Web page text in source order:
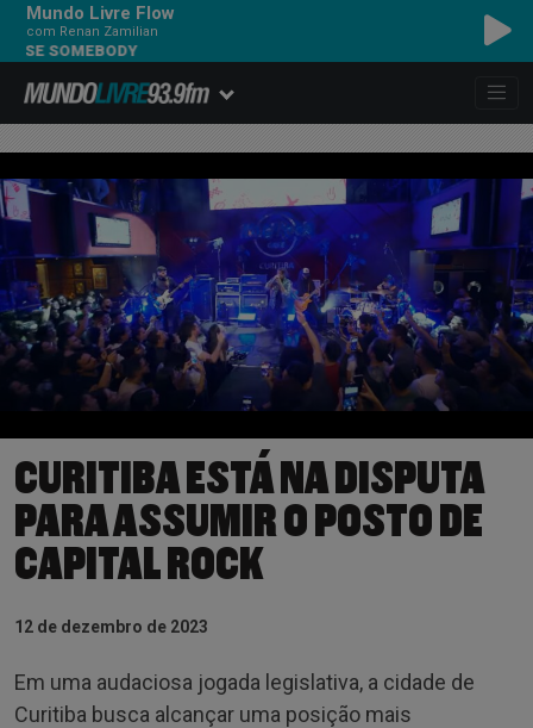
Mundo Livre Flow
com Renan Zamilian
CURITIBA ESTÁ NA DISPUTA
PARA ASSUMIR O POSTO DE
CAPITAL ROCK
12 de dezembro de 2023
Em uma audaciosa jogada legislativa, a cidade de
Curitiba busca alcançar uma posição mais